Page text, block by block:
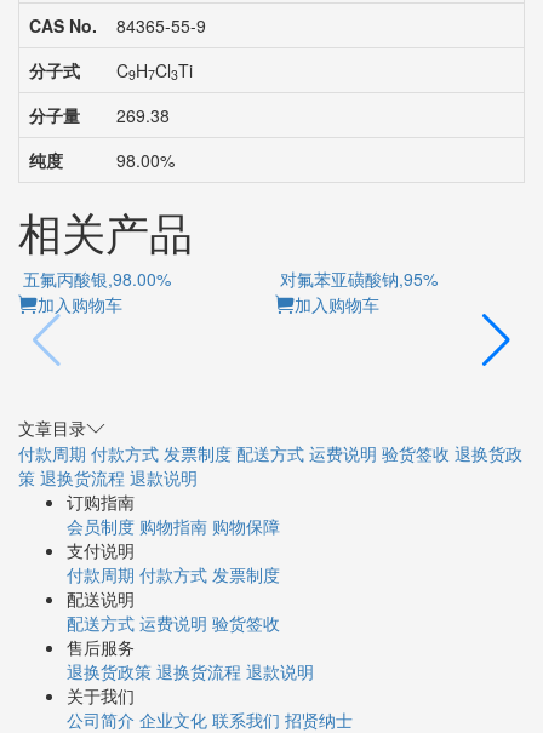
CAS No.
84365-55-9
分子式
C9H7Cl3Ti
分子量
269.38
纯度
98.00%
相关产品
五氟丙酸银,98.00%
加入购物车
对氟苯亚磺酸钠,95%
加入购物车
文章目录
付款周期 付款方式 发票制度 配送方式 运费说明 验货签收 退换货政
策 退换货流程 退款说明
订购指南
会员制度 购物指南 购物保障
支付说明
付款周期 付款方式 发票制度
配送说明
配送方式 运费说明 验货签收
售后服务
退换货政策 退换货流程 退款说明
关于我们
公司简介 企业文化 联系我们 招贤纳士